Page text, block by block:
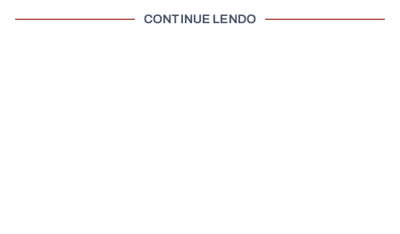
CONTINUE LENDO